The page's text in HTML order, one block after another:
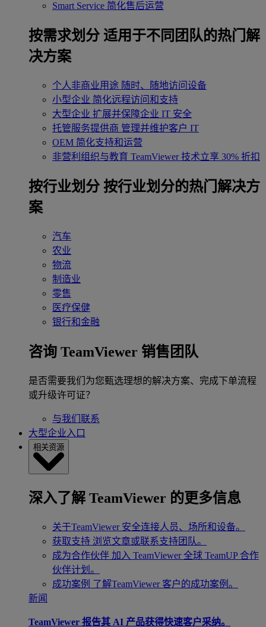
Smart Service 简化售后运营
按需求划分 适用于不同团队的热门解
决方案
个人非商业用途 随时、随地访问设备
小型企业 简化远程访问和支持
大型企业 扩展并保障企业 IT 安全
托管服务提供商 管理并维护客户 IT
OEM 简化支持和运营
非营利组织与教育 TeamViewer 技术立享 30% 折扣
‌按行业划分 按行业划分的热门解决方
案
汽车
农业
物流
制造业
零售
医疗保健
银行和金融
咨询 TeamViewer 销售团队
是否需要我们为您甄选理想的解决方案、完成下单流程
或升级许可证？
与我们联系
大型企业入口
相关资源
深入了解 TeamViewer 的更多信息
关于TeamViewer 安全连接人员、场所和设备。
获取支持 浏览文章或联系支持团队。
成为合作伙伴 加入 TeamViewer 全球 TeamUP 合作
伙伴计划。
成功案例 了解TeamViewer 客户的成功案例。
新闻
TeamViewer 报告其 AI 产品获得快速客户采纳。